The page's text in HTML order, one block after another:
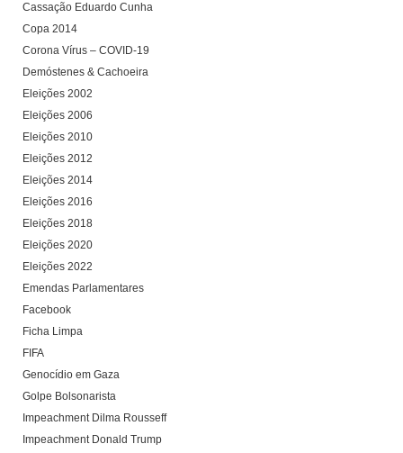
Cassação Eduardo Cunha
Copa 2014
Corona Vírus – COVID-19
Demóstenes & Cachoeira
Eleições 2002
Eleições 2006
Eleições 2010
Eleições 2012
Eleições 2014
Eleições 2016
Eleições 2018
Eleições 2020
Eleições 2022
Emendas Parlamentares
Facebook
Ficha Limpa
FIFA
Genocídio em Gaza
Golpe Bolsonarista
Impeachment Dilma Rousseff
Impeachment Donald Trump